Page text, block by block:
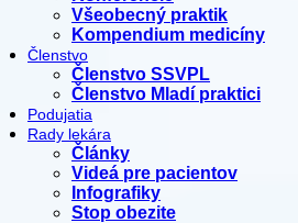
Všeobecný praktik
Kompendium medicíny
Členstvo
Členstvo SSVPL
Členstvo Mladí praktici
Podujatia
Rady lekára
Články
Videá pre pacientov
Infografiky
Stop obezite